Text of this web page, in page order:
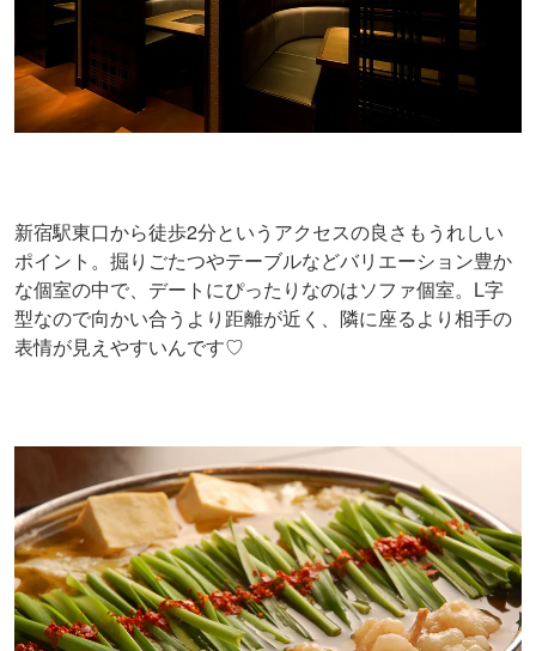
新宿駅東口から徒歩2分というアクセスの良さもうれしい
ポイント。掘りごたつやテーブルなどバリエーション豊か
な個室の中で、デートにぴったりなのはソファ個室。L字
型なので向かい合うより距離が近く、隣に座るより相手の
表情が見えやすいんです♡